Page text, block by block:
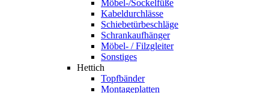
Möbel-/Sockelfüße
Kabeldurchlässe
Schiebetürbeschläge
Schrankaufhänger
Möbel- / Filzgleiter
Sonstiges
Hettich
Topfbänder
Montageplatten